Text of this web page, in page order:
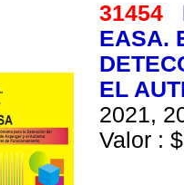
31454
EASA.
EL
2021,
Valor :